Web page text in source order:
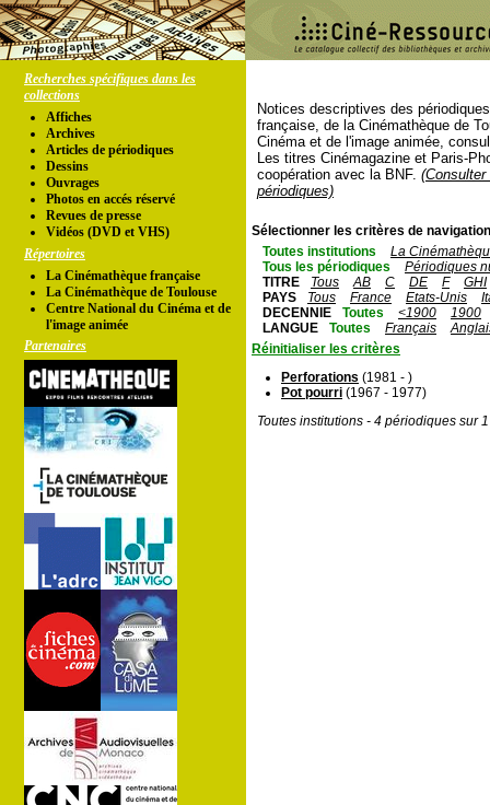
Recherches spécifiques dans les
collections
Affiches
Archives
Articles de périodiques
Dessins
Ouvrages
Photos en accés réservé
Revues de presse
Vidéos (DVD et VHS)
Répertoires
La Cinémathèque française
La Cinémathèque de Toulouse
Centre National du Cinéma et de
l'image animée
Partenaires
Notices descriptives des
française, de la Cinémathèque de
Cinéma et de l'image animée,
Les titres Cinémagazine et Paris-
coopération avec la BNF.
périodiques)
Sélectionner les critères de
Toutes institutions
La
Tous les périodiques
Périodiques
TITRE
Tous AB C DE F
GHI
PAYS
Tous France Etats-Unis
DECENNIE
Toutes <1900
1900
LANGUE
Toutes Français
Réinitialiser les critères
Perforations (1981 - )
Pot pourri (1967 - 1977)
Toutes institutions - 4 périodiques sur